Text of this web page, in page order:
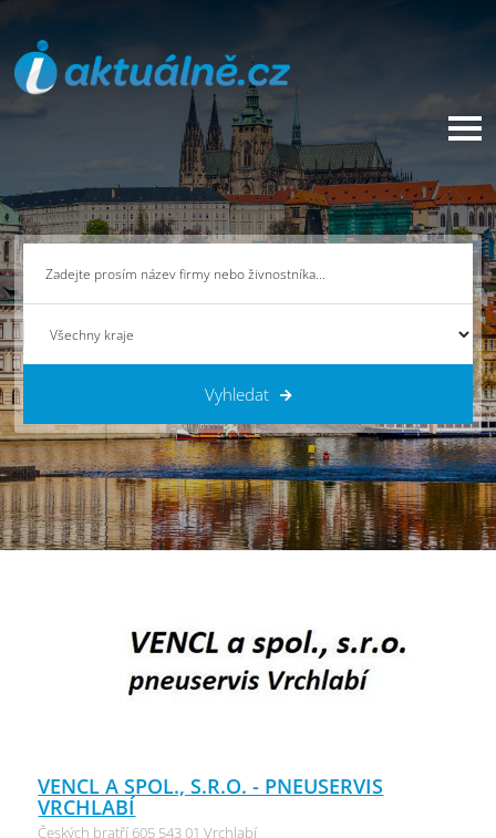
Vyhledat
VENCL A SPOL., S.R.O. - PNEUSERVIS
VRCHLABÍ
Českých bratří 605 543 01 Vrchlabí